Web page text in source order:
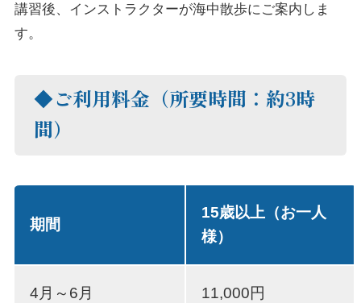
講習後、インストラクターが海中散歩にご案内しま
す。
◆ご利用料金（所要時間：約3時
間）
期間
15歳以上（お一人
様）
4月～6月 11,000円